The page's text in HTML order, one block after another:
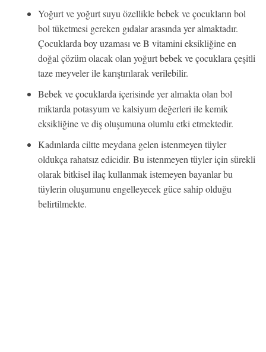
Yoğurt ve yoğurt suyu özellikle bebek ve çocukların bol
bol tüketmesi gereken gıdalar arasında yer almaktadır.
Çocuklarda boy uzaması ve B vitamini eksikliğine en
doğal çözüm olacak olan yoğurt bebek ve çocuklara çeşitli
taze meyveler ile karıştırılarak verilebilir.
Bebek ve çocuklarda içerisinde yer almakta olan bol
miktarda potasyum ve kalsiyum değerleri ile kemik
eksikliğine ve diş oluşumuna olumlu etki etmektedir.
Kadınlarda ciltte meydana gelen istenmeyen tüyler
oldukça rahatsız edicidir. Bu istenmeyen tüyler için sürekli
olarak bitkisel ilaç kullanmak istemeyen bayanlar bu
tüylerin oluşumunu engelleyecek güce sahip olduğu
belirtilmekte.